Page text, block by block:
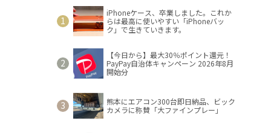
iPhoneケース、卒業しました。これか
らは最高に使いやすい「iPhoneバッ
ク」で生きていきます。
【今日から】最大30％ポイント還元！
PayPay自治体キャンペーン 2026年8月
開始分
熊本にエアコン300台即日納品、ビック
カメラに称賛「大ファインプレー」